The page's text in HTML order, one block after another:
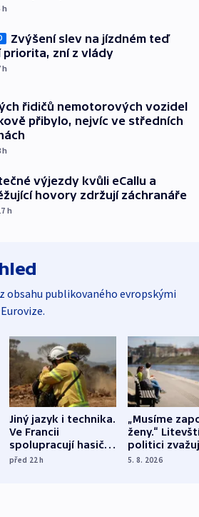
h
Zvýšení slev na jízdném teď
priorita, zní z vlády
h
řidičů nemotorových vozidel
přibylo, nejvíc ve středních
h
výjezdy kvůli eCallu a
hovory zdržují záchranáře
h
obsahu publikovaného evropskými
Jiný jazyk i technika.
Ve Francii
spolupracují hasiči z
různých zemí
před 22h
„Musíme
ženy.“
politici
dohodu o
5. 8. 2026